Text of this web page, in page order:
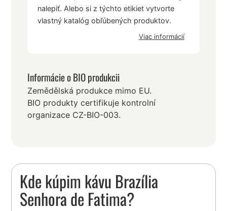
nalepiť. Alebo si z týchto etikiet vytvorte
vlastný katalóg obľúbených produktov.
Viac informácií
Informácie o BIO produkcii
Zemědělská produkce mimo EU.
BIO produkty certifikuje kontrolní
organizace CZ-BIO-003.
Kde kúpim kávu Brazília
Senhora de Fatima?